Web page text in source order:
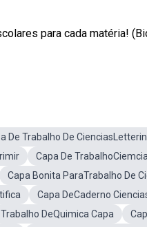
para cada matéria!
De Trabalho De
Capa De TrabalhoCiemcia
Capa Bonita ParaTrabalho De
Capa DeCaderno
Trabalho DeQuimica Capa